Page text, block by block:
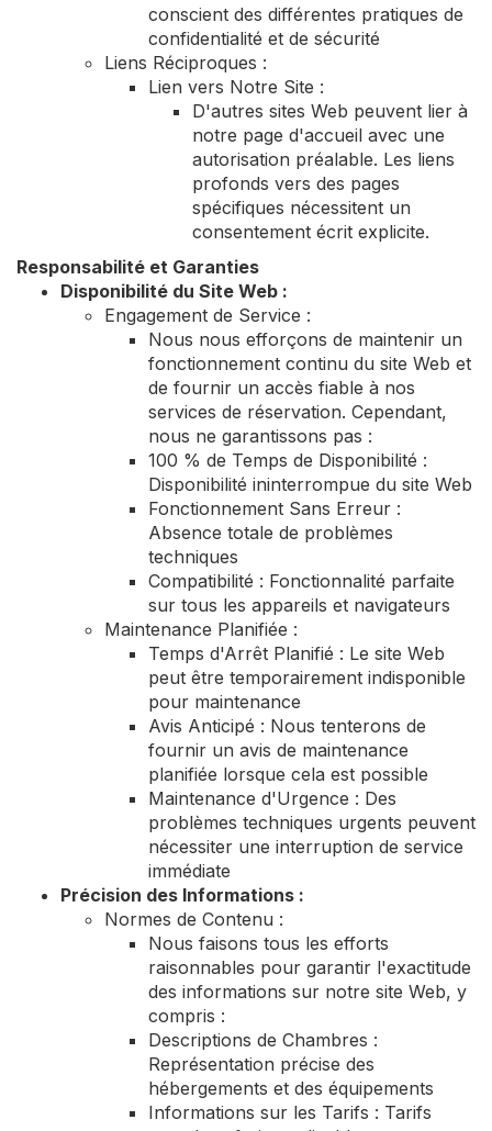
conscient des différentes pratiques de
confidentialité et de sécurité
Liens Réciproques :
Lien vers Notre Site :
D'autres sites Web peuvent lier à
notre page d'accueil avec une
autorisation préalable. Les liens
profonds vers des pages
spécifiques nécessitent un
consentement écrit explicite.
Responsabilité et Garanties
Disponibilité du Site Web :
Engagement de Service :
Nous nous efforçons de maintenir un
fonctionnement continu du site Web et
de fournir un accès fiable à nos
services de réservation. Cependant,
nous ne garantissons pas :
100 % de Temps de Disponibilité :
Disponibilité ininterrompue du site Web
Fonctionnement Sans Erreur :
Absence totale de problèmes
techniques
Compatibilité : Fonctionnalité parfaite
sur tous les appareils et navigateurs
Maintenance Planifiée :
Temps d'Arrêt Planifié : Le site Web
peut être temporairement indisponible
pour maintenance
Avis Anticipé : Nous tenterons de
fournir un avis de maintenance
planifiée lorsque cela est possible
Maintenance d'Urgence : Des
problèmes techniques urgents peuvent
nécessiter une interruption de service
immédiate
Précision des Informations :
Normes de Contenu :
Nous faisons tous les efforts
raisonnables pour garantir l'exactitude
des informations sur notre site Web, y
compris :
Descriptions de Chambres :
Représentation précise des
hébergements et des équipements
Informations sur les Tarifs : Tarifs